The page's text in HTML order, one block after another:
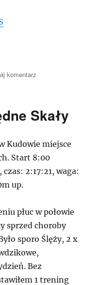
komentarz
Skały
Kudowie miejsce
Start 8:00
2:17:21, waga:
up.
płuc w połowie
sprzed choroby
sporo Ślęży, 2 x
Bez
1 trening